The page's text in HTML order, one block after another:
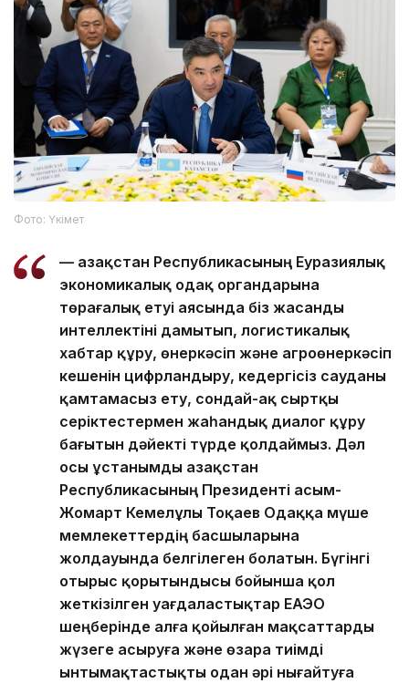
Фото: Үкімет
— Қазақстан Республикасының Еуразиялық
экономикалық одақ органдарына
төрағалық етуі аясында біз жасанды
интеллектіні дамытып, логистикалық
хабтар құру, өнеркәсіп және агроөнеркәсіп
кешенін цифрландыру, кедергісіз сауданы
қамтамасыз ету, сондай-ақ сыртқы
серіктестермен жаһандық диалог құру
бағытын дәйекті түрде қолдаймыз. Дәл
осы ұстанымды Қазақстан
Республикасының Президенті Қасым-
Жомарт Кемелұлы Тоқаев Одаққа мүше
мемлекеттердің басшыларына
жолдауында белгілеген болатын. Бүгінгі
отырыс қорытындысы бойынша қол
жеткізілген уағдаластықтар ЕАЭО
шеңберінде алға қойылған мақсаттарды
жүзеге асыруға және өзара тиімді
ынтымақтастықты одан әрі нығайтуға